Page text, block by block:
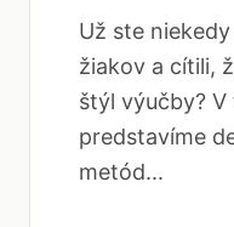
Už ste
žiakov a cítili,
štýl výučby?
predstavíme
metód...